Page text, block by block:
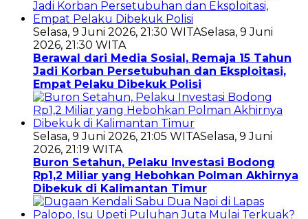
Selasa, 9 Juni 2026, 21:30 WITASelasa, 9 Juni
2026, 21:30 WITA
Berawal dari Media Sosial, Remaja 15 Tahun
Jadi Korban Persetubuhan dan Eksploitasi,
Empat Pelaku Dibekuk Polisi
Selasa, 9 Juni 2026, 21:05 WITASelasa, 9 Juni
2026, 21:19 WITA
Buron Setahun, Pelaku Investasi Bodong
Rp1,2 Miliar yang Hebohkan Polman Akhirnya
Dibekuk di Kalimantan Timur